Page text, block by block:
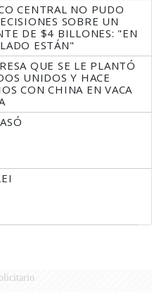
CENTRAL NO PUDO
SOBRE UN
DE $4 BILLONES: "EN
ESTÁN"
QUE SE LE PLANTÓ
UNIDOS Y HACE
CON CHINA EN VACA